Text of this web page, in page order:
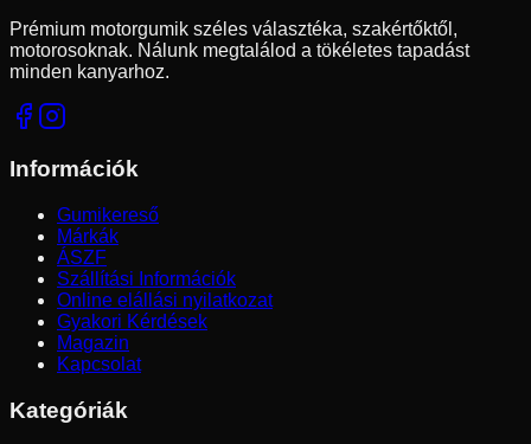
Prémium motorgumik széles választéka, szakértőktől,
motorosoknak. Nálunk megtalálod a tökéletes tapadást
minden kanyarhoz.
Információk
Gumikereső
Márkák
ÁSZF
Szállítási Információk
Online elállási nyilatkozat
Gyakori Kérdések
Magazin
Kapcsolat
Kategóriák